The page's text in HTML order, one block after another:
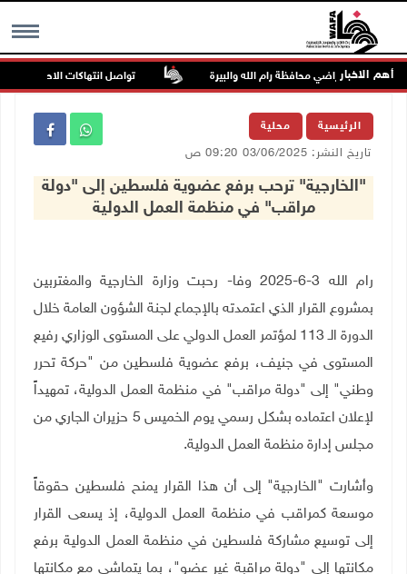
MENU أهم الاخبار تواصل انتهاكات الاحتلال
الرئيسية محلية
تاريخ النشر: 03/06/2025 09:20 ص
"الخارجية" ترحب برفع عضوية فلسطين إلى "دولة
مراقب" في منظمة العمل الدولية
رام الله 3-6-2025 وفا- رحبت وزارة الخارجية والمغتربين
بمشروع القرار الذي اعتمدته بالإجماع لجنة الشؤون العامة خلال
الدورة الـ 113 لمؤتمر العمل الدولي على المستوى الوزاري رفيع
المستوى في جنيف، برفع عضوية فلسطين من "حركة تحرر
وطني" إلى "دولة مراقب" في منظمة العمل الدولية، تمهيداً
لإعلان اعتماده بشكل رسمي يوم الخميس 5 حزيران الجاري من
مجلس إدارة منظمة العمل الدولية.
وأشارت "الخارجية" إلى أن هذا القرار يمنح فلسطين حقوقاً
موسعة كمراقب في منظمة العمل الدولية، إذ يسعى القرار
إلى توسيع مشاركة فلسطين في منظمة العمل الدولية برفع
مكانتها إلى "دولة مراقبة غير عضو"، بما يتماشى مع مكانتها